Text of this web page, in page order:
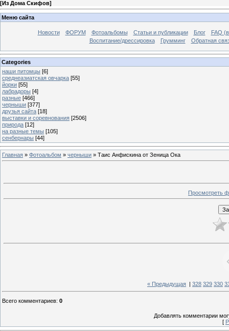
[Из Дома Скифов]
Меню сайта
Новости ФОРУМ Фотоальбомы Статьи и публикации Блог
FAQ
Воспитание/дрессировка
Грумминг Обратная
Categories
наши питомцы [6]
среднеазиатская овчарка [55]
йорки [55]
лабрадоры [4]
разные [466]
черныши [377]
друзья сайта [18]
выставки и соревнования [2506]
природа [12]
на разные темы [105]
сенбернары [44]
Главная » Фотоальбом » черныши » Таис Анфискина от Зеница Ока
Просмотреть
« Предыдущая | 328 329 330
Всего комментариев: 0
Добавлять комментарии
[